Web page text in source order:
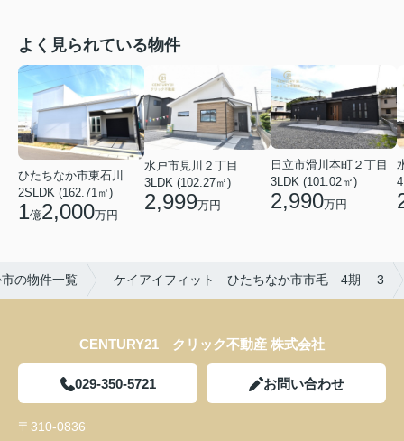
よく見られている物件
2SLDK (162.71㎡)
1億2,000万円
水戸市見川２丁目
3LDK (102.27㎡)
2,999万円
日立市滑川本町２丁目
3LDK (101.02㎡)
2,990万円
の物件一覧 ケイアイフィット ひたちなか市市毛 4期 3
CENTURY21 クリック不動産 株式会社
029-350-5721 お問い合わせ
〒310-0836